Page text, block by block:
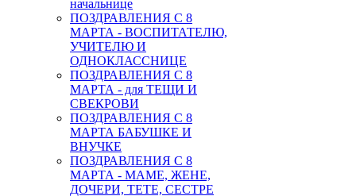
начальнице
ПОЗДРАВЛЕНИЯ С 8
МАРТА - ВОСПИТАТЕЛЮ,
УЧИТЕЛЮ И
ОДНОКЛАССНИЦЕ
ПОЗДРАВЛЕНИЯ С 8
МАРТА - для ТЕЩИ И
СВЕКРОВИ
ПОЗДРАВЛЕНИЯ С 8
МАРТА БАБУШКЕ И
ВНУЧКЕ
ПОЗДРАВЛЕНИЯ С 8
МАРТА - МАМЕ, ЖЕНЕ,
ДОЧЕРИ, ТЕТЕ, СЕСТРЕ